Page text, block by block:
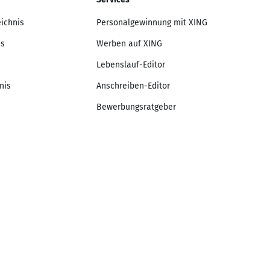
Personalgewinnung mit XING
Werben auf XING
Lebenslauf-Editor
Anschreiben-Editor
Bewerbungsratgeber